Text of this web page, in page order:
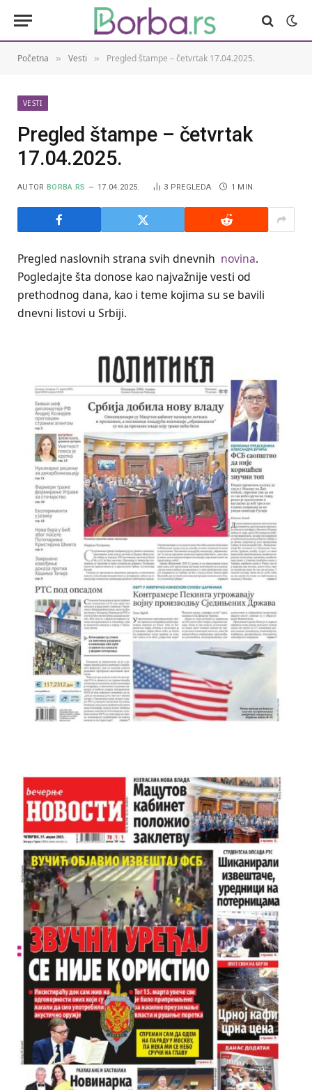
Početna » Vesti » Pregled štampe – četvrtak 17.04.2025.
VESTI
Pregled štampe – četvrtak
17.04.2025.
AUTOR BORBA.RS 17.04.2025. 3 PREGLEDA 1 MIN.
Pregled naslovnih strana svih dnevnih novina.
Pogledajte šta donose kao najvažnije vesti od
prethodnog dana, kao i teme kojima su se bavili
dnevni listovi u Srbiji.